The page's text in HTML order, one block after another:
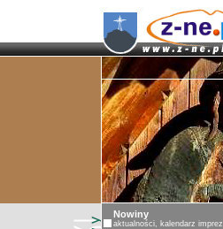
Nowiny
aktualności, kalendarz imprez